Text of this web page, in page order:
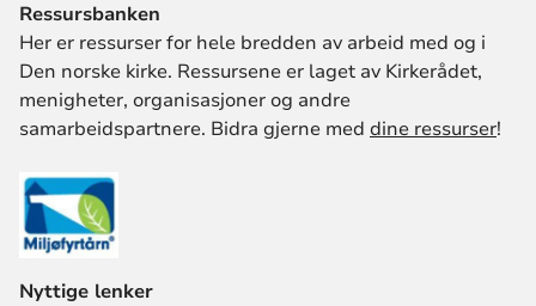
Ressursbanken
Her er ressurser for hele bredden av arbeid med og i
Den norske kirke. Ressursene er laget av Kirkerådet,
menigheter, organisasjoner og andre
samarbeidspartnere. Bidra gjerne med dine ressurser!
Nyttige lenker